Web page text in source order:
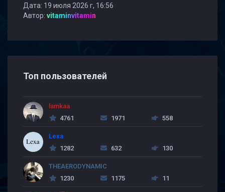
Дата: 19 июля 2026 г, 16:56
Автор: vitaminvitamin
Топ пользователей
lamkaa
4761
1971 558
Lexa
1282
632 130
THEAERODYNAMIC
1230
1175 11